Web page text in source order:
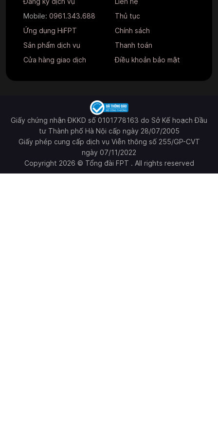
Mobile: 0961.343.688
Ứng dụng HiFPT
Sản phẩm dịch vụ
Cửa hàng giao dịch
Thủ tục
Chính sách
Thanh toán
Điều khoản bảo mật
Giấy chứng nhận ĐKKD số 0101778163 do Sở Kế hoạch Đầu
tư Thành phố Hà Nội cấp ngày 28/07/2005
Giấy phép cung cấp dịch vụ Viễn thông số 255/GP-CVT
ngày 07/11/2022
Copyright 2026 © Tổng đài FPT . All rights reserved